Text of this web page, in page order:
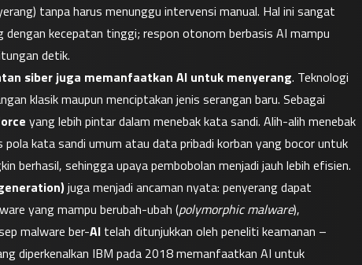
tanpa harus menunggu intervensi manual. Hal ini sangat
kecepatan tinggi; respon otonom berbasis AI mampu
detik.
siber juga memanfaatkan AI untuk menyerang. Teknologi
klasik maupun menciptakan jenis serangan baru. Sebagai
yang lebih pintar dalam menebak kata sandi. Alih-alih menebak
kata sandi umum atau data pribadi korban yang bocor untuk
juga menjadi ancaman nyata: penyerang dapat
yang mampu berubah-ubah (polymorphic malware),
malware ber-AI telah ditunjukkan oleh peneliti keamanan –
diperkenalkan IBM pada 2018 memanfaatkan AI untuk